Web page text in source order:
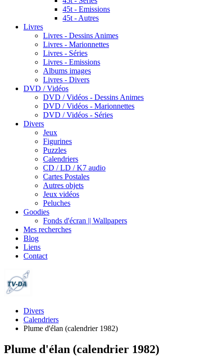
45t - Emissions
45t - Autres
Livres
Livres - Dessins Animes
Livres - Marionnettes
Livres - Séries
Livres - Emissions
Albums images
Livres - Divers
DVD / Vidéos
DVD / Vidéos - Dessins Animes
DVD / Vidéos - Marionnettes
DVD / Vidéos - Séries
Divers
Jeux
Figurines
Puzzles
Calendriers
CD / LD / K7 audio
Cartes Postales
Autres objets
Jeux vidéos
Peluches
Goodies
Fonds d'écran || Wallpapers
Mes recherches
Blog
Liens
Contact
Divers
Calendriers
Plume d'élan (calendrier 1982)
Plume d'élan (calendrier 1982)